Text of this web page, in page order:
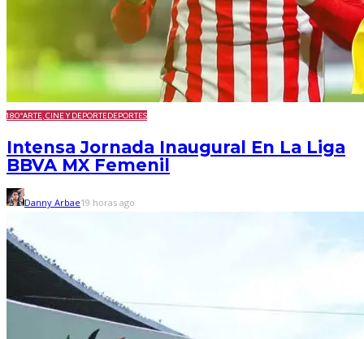
180ºARTE, CINE Y DEPORTEDEPORTES
Intensa Jornada Inaugural En La Liga
BBVA MX Femenil
Danny Arbae19 horas ago